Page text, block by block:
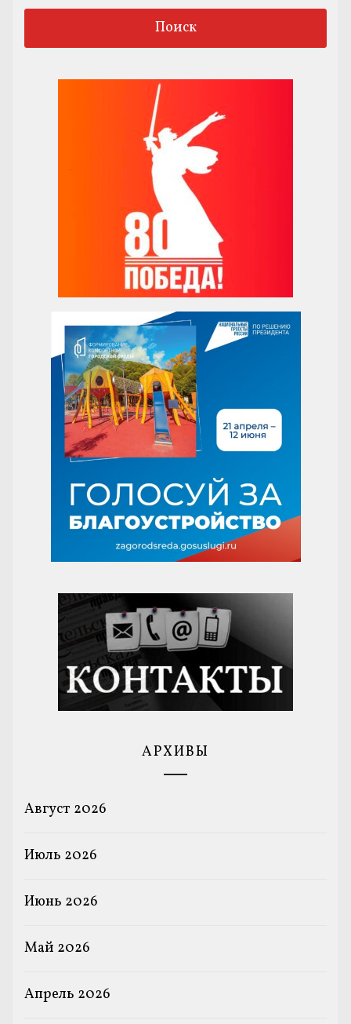
АРХИВЫ
Август 2026
Июль 2026
Июнь 2026
Май 2026
Апрель 2026